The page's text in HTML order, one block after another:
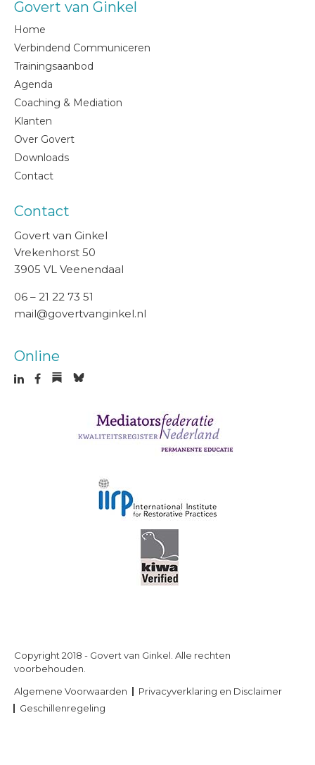
Govert van Ginkel
Home
Verbindend Communiceren
Trainingsaanbod
Agenda
Coaching & Mediation
Klanten
Over Govert
Downloads
Contact
Contact
Govert van Ginkel
Vrekenhorst 50
3905 VL Veenendaal
06 – 21 22 73 51
mail@govertvanginkel.nl
Online
Copyright 2018 - Govert van Ginkel. Alle rechten
voorbehouden.
Algemene Voorwaarden
Privacyverklaring en Disclaimer
Geschillenregeling